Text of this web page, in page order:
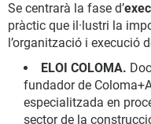
Se centrarà la fase d’
pràctic que il·lustri la
l’organització i execució
ELOI COLOMA.
fundador de
especialitzada en
sector de la